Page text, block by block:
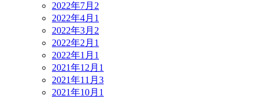
2022年7月 2
2022年4月 1
2022年3月 2
2022年2月 1
2022年1月 1
2021年12月 1
2021年11月 3
2021年10月 1